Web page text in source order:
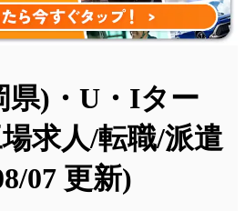
県)・U・Iター
求人/転職/派遣
07 更新)